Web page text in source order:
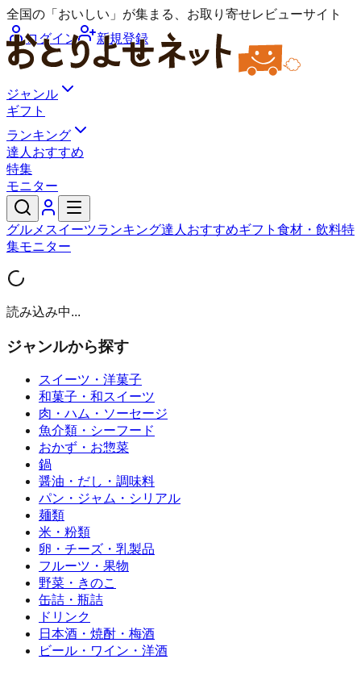
全国の「おいしい」が集まる、お取り寄せレビューサイト
ログイン
新規登録
ジャンル
ギフト
ランキング
達人おすすめ
特集
モニター
グルメ スイーツランキング達人おすすめギフト 食材・飲料特
集モニター
読み込み中...
ジャンルから探す
スイーツ・洋菓子
和菓子・和スイーツ
肉・ハム・ソーセージ
魚介類・シーフード
おかず・お惣菜
鍋
醤油・だし・調味料
パン・ジャム・シリアル
麺類
米・粉類
卵・チーズ・乳製品
フルーツ・果物
野菜・きのこ
缶詰・瓶詰
ドリンク
日本酒・焼酎・梅酒
ビール・ワイン・洋酒